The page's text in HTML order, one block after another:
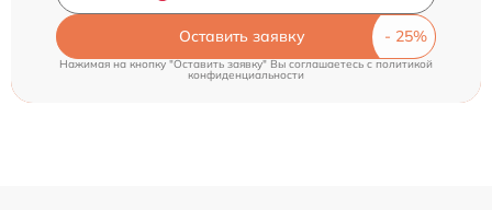
Оставить заявку
Нажимая на кнопку "Оставить заявку" Вы соглашаетесь cполитикой
конфиденциальности